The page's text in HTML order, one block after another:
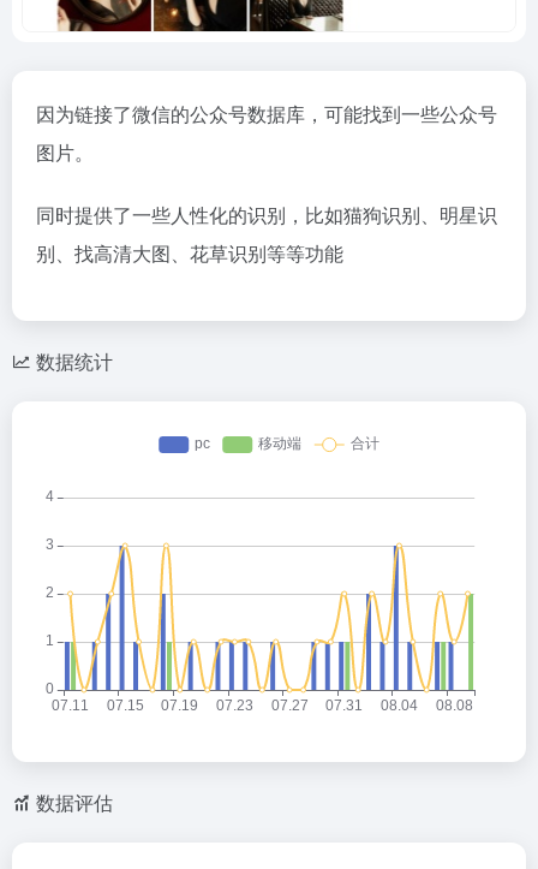
因为链接了微信的公众号数据库，可能找到一些公众号
图片。
同时提供了一些人性化的识别，比如猫狗识别、明星识
别、找高清大图、花草识别等等功能
数据统计
数据评估